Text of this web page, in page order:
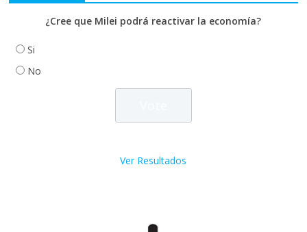
¿Cree que Milei podrá reactivar la economía?
Si
No
Ver Resultados